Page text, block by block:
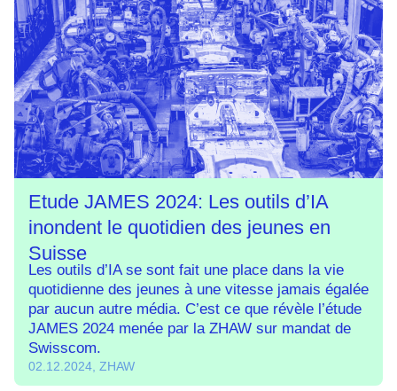
Etude JAMES 2024: Les outils d’IA
inondent le quotidien des jeunes en
Suisse
Les outils d’IA se sont fait une place dans la vie
quotidienne des jeunes à une vitesse jamais égalée
par aucun autre média. C’est ce que révèle l’étude
JAMES 2024 menée par la ZHAW sur mandat de
Swisscom.
02.12.2024, ZHAW